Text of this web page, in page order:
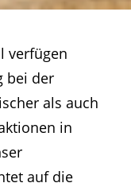
verfügen
bei der
als auch
in
auf die